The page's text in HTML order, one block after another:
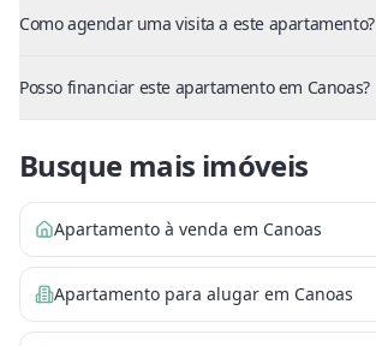
Como agendar uma visita a este apartamento?
Posso financiar este apartamento em Canoas?
Busque mais imóveis
Apartamento à venda em Canoas
Apartamento para alugar em Canoas